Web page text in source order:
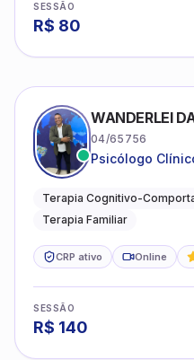
SESSÃO
R$ 80
WANDERLEI
04/65756
Psicólogo
sistêmica
Terapia Cognitivo-
Terapia Familiar
CRP ativo Online
SESSÃO
R$ 140